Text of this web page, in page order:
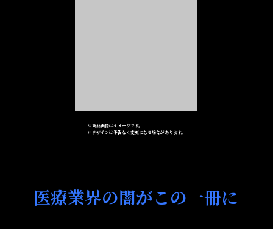
医療業界の闇がこの一冊に
※商品画像はイメージです。
※デザインは予告なく変更になる場合があります。